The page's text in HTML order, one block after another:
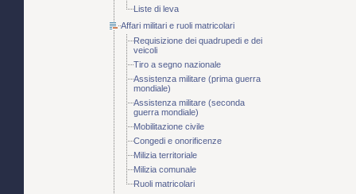
Liste di leva
Affari militari e ruoli matricolari
Requisizione dei quadrupedi e dei
veicoli
Tiro a segno nazionale
Assistenza militare (prima guerra
mondiale)
Assistenza militare (seconda
guerra mondiale)
Mobilitazione civile
Congedi e onorificenze
Milizia territoriale
Milizia comunale
Ruoli matricolari